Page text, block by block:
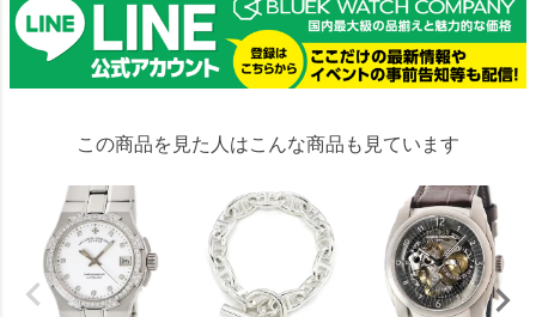
この商品を見た人はこんな商品も見ています